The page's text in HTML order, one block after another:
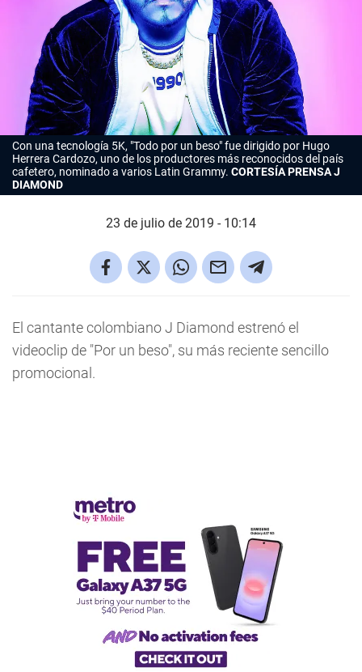
Con una tecnología 5K, "Todo por un beso" fue dirigido por Hugo
Herrera Cardozo, uno de los productores más reconocidos del país
cafetero, nominado a varios Latin Grammy. CORTESÍA PRENSA J
DIAMOND
23 de julio de 2019 - 10:14
El cantante colombiano J Diamond estrenó el
videoclip de "Por un beso", su más reciente sencillo
promocional.